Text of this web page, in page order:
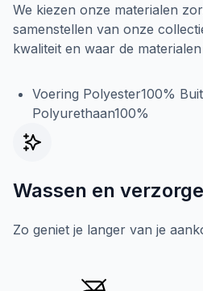
We kiezen onze materialen
samenstellen van onze
kwaliteit en waar de
Voering Polyester100%
Polyurethaan100%
Wassen en
Zo geniet je langer van je